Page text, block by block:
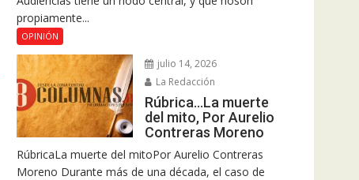
propiamente...
OPINIÓN
julio 14, 2026
La Redacción
Rúbrica…La muerte
del mito, Por Aurelio
Contreras Moreno
RúbricaLa muerte del mitoPor Aurelio Contreras
Moreno Durante más de una década, el caso de